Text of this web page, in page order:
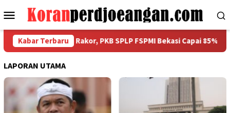
ke
Menu
Mobile
Kabar Terbaru
dalam Rakor, PKB SPLP FSPMI Bekasi Capai 85%
LAPORAN UTAMA